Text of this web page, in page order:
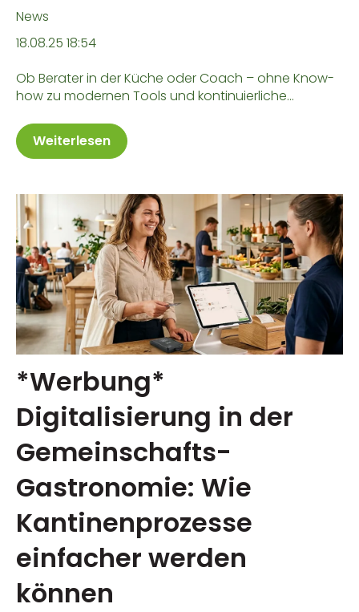
News
18.08.25 18:54
Ob Berater in der Küche oder Coach – ohne Know-
how zu modernen Tools und kontinuierliche...
Weiterlesen
*Werbung*
Digitalisierung in der
Gemeinschafts-
Gastronomie: Wie
Kantinenprozesse
einfacher werden
können